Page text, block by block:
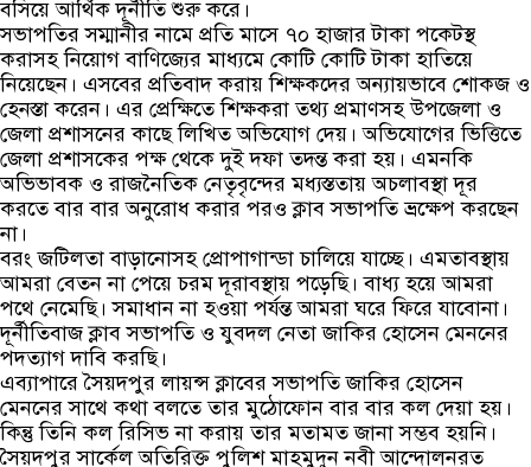
বসিয়ে আর্থিক দূর্নীতি শুরু করে।
সভাপতির সম্মানীর নামে প্রতি মাসে ৭০ হাজার টাকা পকেটস্থ
করাসহ নিয়োগ বাণিজ্যের মাধ্যমে কোটি কোটি টাকা হাতিয়ে
নিয়েছেন। এসবের প্রতিবাদ করায় শিক্ষকদের অন্যায়ভাবে শোকজ ও
হেনস্তা করেন। এর প্রেক্ষিতে শিক্ষকরা তথ্য প্রমাণসহ উপজেলা ও
জেলা প্রশাসনের কাছে লিখিত অভিযোগ দেয়। অভিযোগের ভিত্তিতে
জেলা প্রশাসকের পক্ষ থেকে দুই দফা তদন্ত করা হয়। এমনকি
অভিভাবক ও রাজনৈতিক নেতৃবৃন্দের মধ্যস্ততায় অচলাবস্থা দূর
করতে বার বার অনুরোধ করার পরও ক্লাব সভাপতি ভ্রক্ষেপ করছেন
না।
বরং জটিলতা বাড়ানোসহ প্রোপাগান্ডা চালিয়ে যাচ্ছে। এমতাবস্থায়
আমরা বেতন না পেয়ে চরম দূরাবস্থায় পড়েছি। বাধ্য হয়ে আমরা
পথে নেমেছি। সমাধান না হওয়া পর্যন্ত আমরা ঘরে ফিরে যাবোনা।
দূর্নীতিবাজ ক্লাব সভাপতি ও যুবদল নেতা জাকির হোসেন মেননের
পদত্যাগ দাবি করছি।
এব্যাপারে সৈয়দপুর লায়ন্স ক্লাবের সভাপতি জাকির হোসেন
মেননের সাথে কথা বলতে তার মুঠোফোন বার বার কল দেয়া হয়।
কিন্তু তিনি কল রিসিভ না করায় তার মতামত জানা সম্ভব হয়নি।
সৈয়দপুর সার্কেল অতিরিক্ত পুলিশ মাহমুদুন নবী আন্দোলনরত